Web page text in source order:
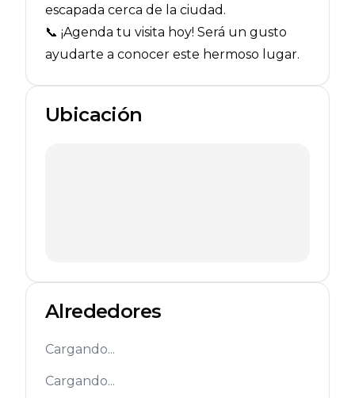
escapada cerca de la ciudad.
📞 ¡Agenda tu visita hoy! Será un gusto
ayudarte a conocer este hermoso lugar.
Ubicación
Alrededores
Cargando...
Cargando...